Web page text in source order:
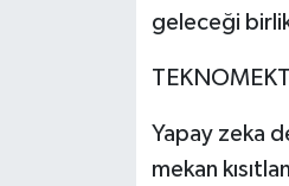
geleceği
Yapay zeka
mekan